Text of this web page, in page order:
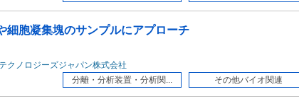
細胞凝集塊のサンプルにアプローチ
クノロジーズジャパン株式会社
分離・分析装置・分析関...
その他バイオ関連